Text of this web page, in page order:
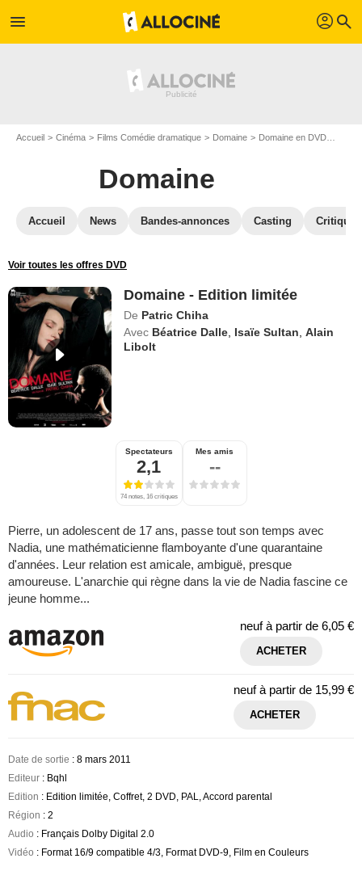
menu profil search
Accueil Cinéma Films Comédie dramatique Domaine Domaine en DVD
Domaine
Accueil News Bandes-annonces Casting
Voir toutes les offres DVD
Domaine - Edition limitée
De Patric Chiha
Avec Béatrice Dalle Isaïe Sultan ,Alain
Libolt
Spectateurs
2,1
74 notes, 16 critiques
Mes amis
--
Pierre, un adolescent de 17 ans, passe tout son temps avec
Nadia, une mathématicienne flamboyante d'une quarantaine
d'années. Leur relation est amicale, ambiguë, presque
amoureuse. L'anarchie qui règne dans la vie de Nadia fascine ce
jeune homme...
neuf à partir de 6,05 €
ACHETER
neuf à partir de 15,99 €
ACHETER
Date de sortie : 8 mars 2011
Editeur : Bqhl
Edition : Edition limitée, Coffret, 2 DVD, PAL, Accord parental
Région : 2
Audio : Français Dolby Digital 2.0
Vidéo : Format 16/9 compatible 4/3, Format DVD-9, Film en Couleurs